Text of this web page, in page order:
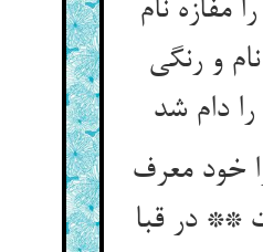
مفازه نام
و رنگی
دام شد
خود معرف
** در قبا